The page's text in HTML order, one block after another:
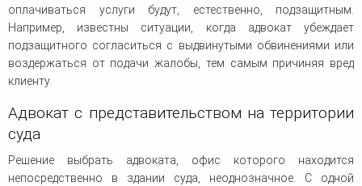
оплачиваться услуги будут, естественно, подзащитным.
Например, известны ситуации, когда адвокат убеждает
подзащитного согласиться с выдвинутыми обвинениями или
воздержаться от подачи жалобы, тем самым причиняя вред
клиенту.
Адвокат с представительством на территории
суда
Решение выбрать адвоката, офис которого находится
непосредственно в здании суда, неоднозначное. С одной